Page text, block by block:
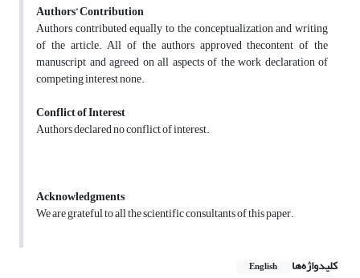
Authors’ Contribution
Authors contributed equally to the conceptualization and writing
of the article. All of the authors approved thecontent of the
manuscript and agreed on all aspects of the work declaration of
competing interest none.
Conflict of Interest
Authors declared no conflict of interest.
Acknowledgments
We are grateful to all the scientific consultants of this paper.
کلیدواژه‌ها English